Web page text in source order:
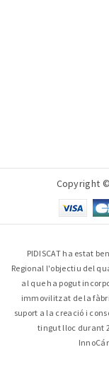
Copyright
PIDISCAT ha estat
Regional l'objectiu del
al que ha pogut
immovilitzat de la
suport a la creació i
tingut lloc durant